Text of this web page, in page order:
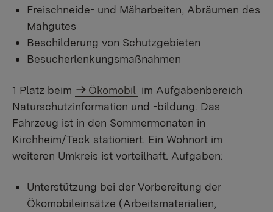
Freischneide- und Mäharbeiten, Abräumen des
Mähgutes
Beschilderung von Schutzgebieten
Besucherlenkungsmaßnahmen
1 Platz beim Ökomobil im Aufgabenbereich
Naturschutzinformation und -bildung. Das
Fahrzeug ist in den Sommermonaten in
Kirchheim/Teck stationiert. Ein Wohnort im
weiteren Umkreis ist vorteilhaft. Aufgaben:
Unterstützung bei der Vorbereitung der
Ökomobileinsätze (Arbeitsmaterialien,